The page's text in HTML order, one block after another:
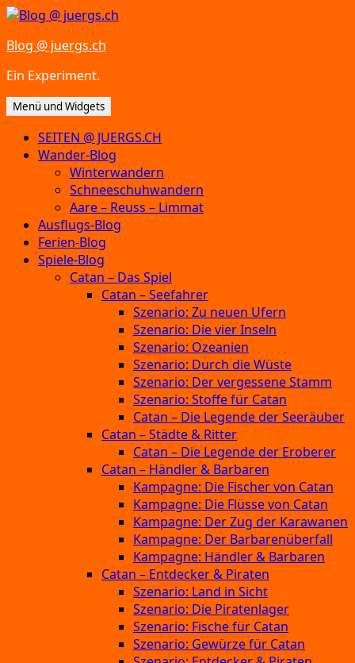
Zum
springen
Blog @ juergs.ch
Ein Experiment.
Menü und Widgets
SEITEN @ JUERGS.CH
Wander-Blog
Winterwandern
Schneeschuhwandern
Aare – Reuss – Limmat
Ausflugs-Blog
Ferien-Blog
Spiele-Blog
Catan – Das Spiel
Catan – Seefahrer
Szenario: Zu neuen Ufern
Szenario: Die vier Inseln
Szenario: Ozeanien
Szenario: Durch die Wüste
Szenario: Der vergessene Stamm
Szenario: Stoffe für Catan
Catan – Die Legende der Seeräuber
Catan – Städte & Ritter
Catan – Die Legende der Eroberer
Catan – Händler & Barbaren
Kampagne: Die Fischer von Catan
Kampagne: Die Flüsse von Catan
Kampagne: Der Zug der Karawanen
Kampagne: Der Barbarenüberfall
Kampagne: Händler & Barbaren
Catan – Entdecker & Piraten
Szenario: Land in Sicht
Szenario: Die Piratenlager
Szenario: Fische für Catan
Szenario: Gewürze für Catan